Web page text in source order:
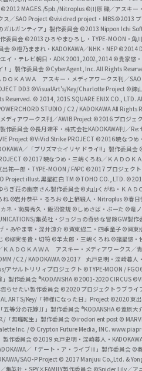
f
i
c
i
a
l
C
h
a
n
n
e
l
©2012 MAGES./5pb./Nitroplus ©川原 礫／アスキー
ス／SAO Project ©vividred project・MBS ©2013 プ
ルガンティア」製作委員会 ©2013 Nippon Ichi
委員会 ©2013 ひろやまひろし・TYPE-MOON・
会 ©橙乃ままれ・KADOKAWA／NHK・NEP ©2014
イ・テレビ朝日・ADK 2001,2002,2014 ©貴家悠
！」製作委員会 ©CyberAgent, Inc. All Rights
ＯＫＡＷＡ アスキー・メディアワークス刊／
DD3 ©VisualArt's/Key/Charlotte Project ©諫
Reserved. © 2014, 2015 SQUARE ENIX CO., LTD.
STUDIO / C2 / KADOKAWA All Rights
ディアワークス刊／AWIB Project ©2016 プロジェ
作委員会 ©長月達平・株式会社KADOKAWA刊／
Project ©ViVid Strike PROJECT ©2016 暁なつめ
／「プリズマ☆イリヤ ドライ!!」製作委員会
©2017 暁なつめ・三嶋くろね／ＫＡＤＯＫ
祐一郎・TYPE-MOON / FAPC ©2017 プロジェク
Project illust.黒星紅白 TM ©TOHO CO., LTD.
らぎ荘の幽奈さん製作委員会©丸山くがね・ＫＡＤ
ね ©岩井恭平・るろお ©上栖綴人・Nitroplus ©春日
ネ・南房秀久・飯沼俊規 ©しめさば・ぶーた ©竜
集英社・ジョジョの奇妙な冒険GW製作
みやま零・深井涼介 ©賀東招二・四季童子 ©賀東
©柳実冬貴・切符 ©羊太郎・三嶋くろね ©諸星悠・
ＫＡＤＯＫＡＷＡ アスキー・メディアワークス／
/ C2 / KADOKAWA ©2017 丸戸史明・深崎暮人
アサルトリリィプロジェクト ©TYPE-MOON /
製作委員会 ®KODANSHA ©2001-2020 CIRCUS
らせたい製作委員会 ©2020 プロジェクトラブライ
ARTS/Key/「神様になった日」Project ©2020 東
五等分の花嫁∬」製作委員会 ®KODANSHA ©葦原大
/「無職転生」製作委員会 ©irodori ent post ©
Inc. / © Crypton Future Media, INC.
製作委員会 ©2019 丸戸史明・深崎暮人・
／「デート・ア・ライブⅢ」製作委員会 ©
SAO-P Project © 2017 Manjuu Co.,Ltd. &
集英社・SPY×FAMILY製作委員会 ©Spider Lily／ア